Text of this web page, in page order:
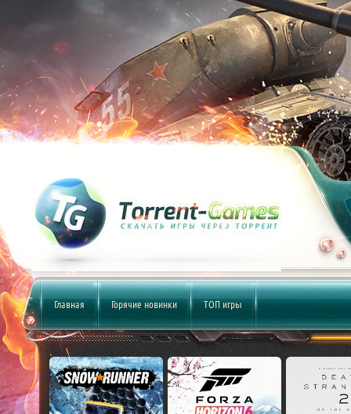
Главная Горячие новинки ТОП игры